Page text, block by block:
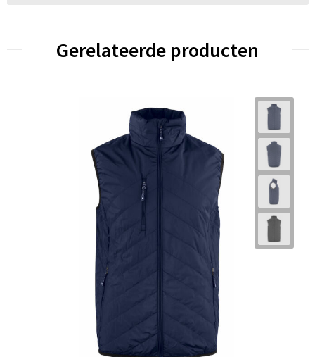
Gerelateerde producten